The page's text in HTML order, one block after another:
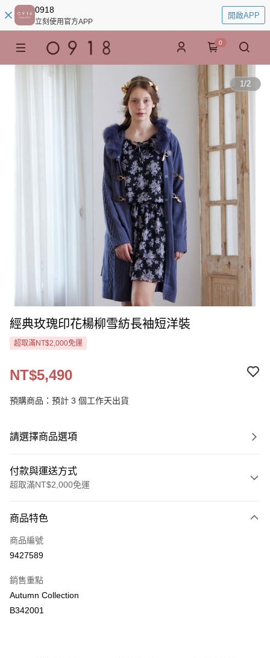
0918
立刻使用官方APP
開啟APP
0
1/2
經典玫瑰印花楊柳雪紡長袖短洋裝
超取滿NT$2,000免運
NT$5,490
預購商品：預計 3 個工作天出貨
請選擇商品選項
付款與運送方式
超取滿NT$2,000免運
信用卡一次付款
LINE Pay
街口支付
悠遊付
商品特色
商品編號
9427589
銷售重點
Autumn Collection
B342001